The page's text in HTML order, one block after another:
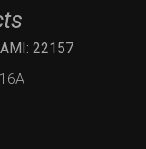
AMI: 22157